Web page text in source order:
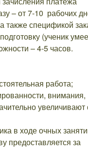
от 7-10 рабочих
также спецификой
(ученик
– 4-5 часов.
работа;
внимания,
увеличивают
в ходе очных
предоставляется за